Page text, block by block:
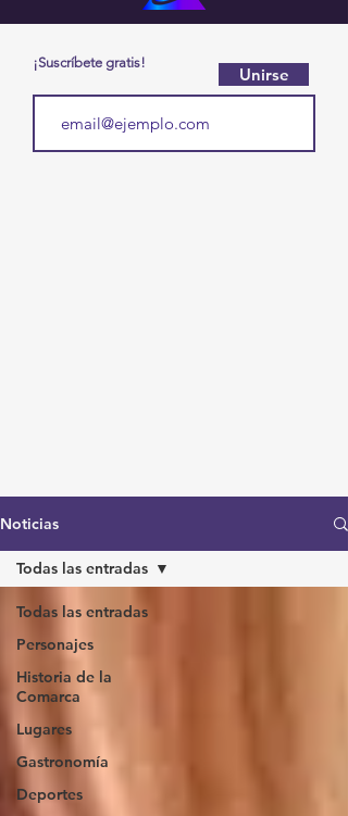
¡Suscríbete gratis!
Unirse
Noticias
Todas las entradas
Personajes
Historia de la
Comarca
Lugares
Gastronomía
Deportes
Todas las entradas